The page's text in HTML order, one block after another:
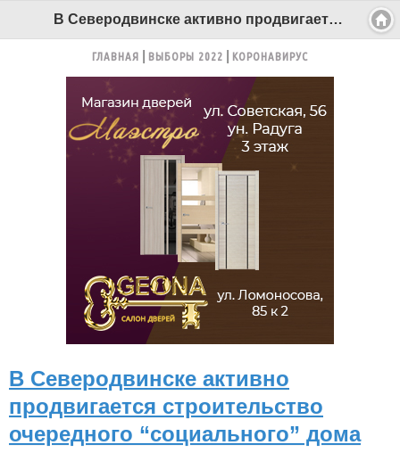
В Северодвинске активно продвигается строительство очередного “социального” дома - Беломорканал Северодвинск tv29.ru
ГЛАВНАЯ ВЫБОРЫ 2022 КОРОНАВИРУС
В Северодвинске активно
продвигается строительство
очередного “социального” дома